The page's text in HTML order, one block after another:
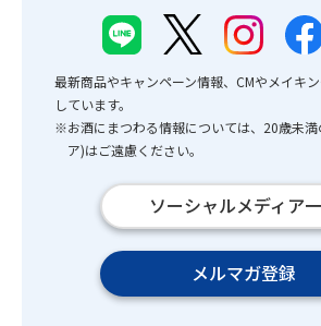
最新商品やキャンペーン情報、CMやメイキ
しています。
※お酒にまつわる情報については、20歳未満
ア)はご遠慮ください。
ソーシャルメディア
メルマガ登録